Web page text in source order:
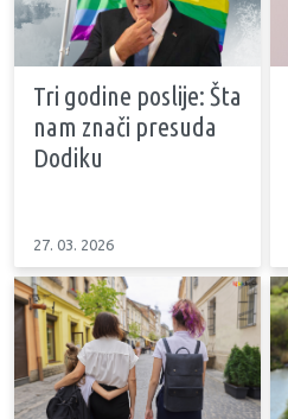
Tri godine poslije: Šta
nam znači presuda
Dodiku
27. 03. 2026